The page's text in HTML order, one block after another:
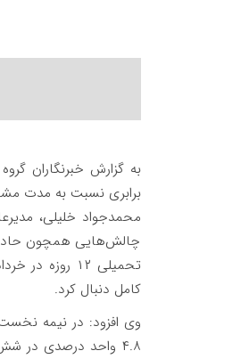
به گزارش خبرنگاران
برابری نسبت به مدت
محمدجواد خلیلی،
چالش‌هایی همچون
تحمیلی ۱۲
کامل دنبال کرد.
وی افزود: در نیمه